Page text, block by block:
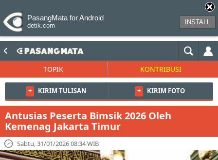
PasangMata for Android
detik.com INSTALL
TOPIK KONTRIBUSI
+ KIRIM TULISAN + KIRIM FOTO
Antusias Peserta Bimsik 2026 Oleh
Kemenag Jakarta Timur
Sabtu, 31/01/2026 08:34 WIB